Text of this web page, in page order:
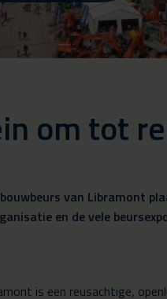
om tot
van Libramont
en de vele
is een reusachtige,